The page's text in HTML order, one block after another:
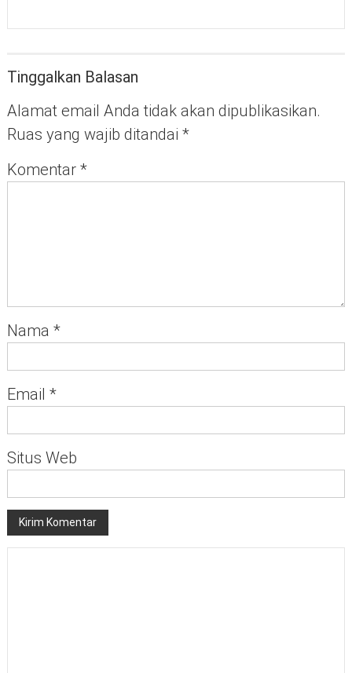
Tinggalkan Balasan
Alamat email Anda tidak akan dipublikasikan.
Ruas yang wajib ditandai *
Komentar *
Nama *
Email *
Situs Web